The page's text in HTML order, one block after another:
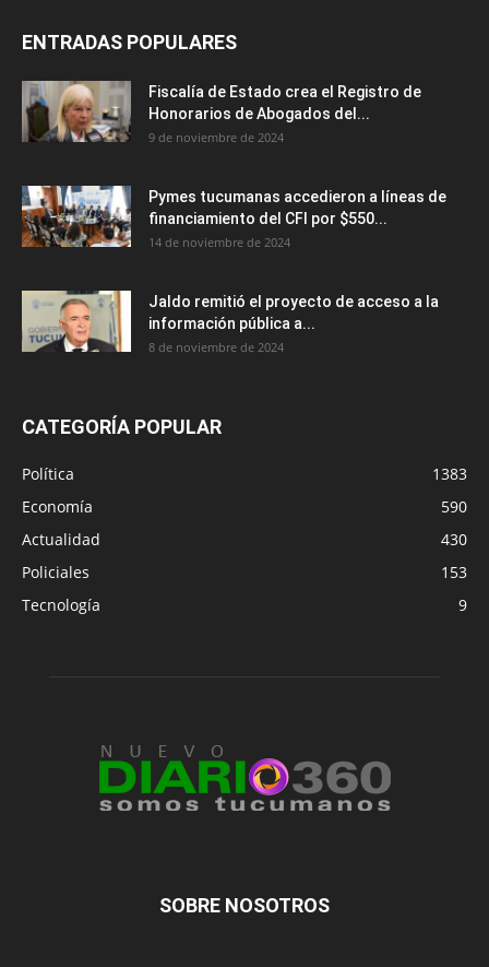
ENTRADAS POPULARES
Fiscalía de Estado crea el Registro de
Honorarios de Abogados del...
9 de noviembre de 2024
Pymes tucumanas accedieron a líneas de
financiamiento del CFI por $550...
14 de noviembre de 2024
Jaldo remitió el proyecto de acceso a la
información pública a...
8 de noviembre de 2024
CATEGORÍA POPULAR
Política
1383
Economía
590
Actualidad
430
Policiales
153
Tecnología
9
SOBRE NOSOTROS